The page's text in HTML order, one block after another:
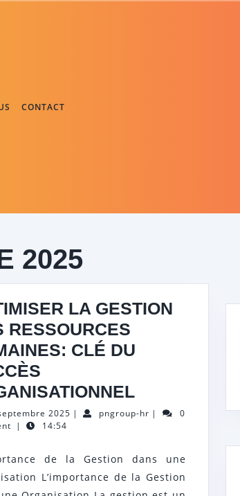
CONTACT
2025
LA GESTION
RESSOURCES
CLÉ DU
OPTIMISER
LA
DES
2025 29| pngroup-hr pngroup-
|
0
| 14:54
de la Gestion dans une
L’importance de la Gestion